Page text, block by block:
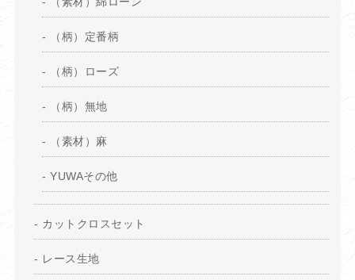
（柄）定番柄
（柄）ローズ
（柄）無地
（素材）麻
YUWAその他
カットクロスセット
レース生地